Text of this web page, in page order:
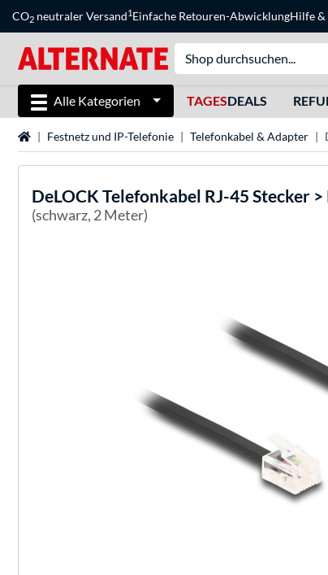
CO2 neutraler Versand1Einfache Retouren-AbwicklungHilfe&
Alle Kategorien TAGESDEALS
StartseiteFestnetz und IP-Telefonie Telefonkabel & Adapter
DeLOCK Telefonkabel RJ-45 Stecker >
(schwarz, 2 Meter)